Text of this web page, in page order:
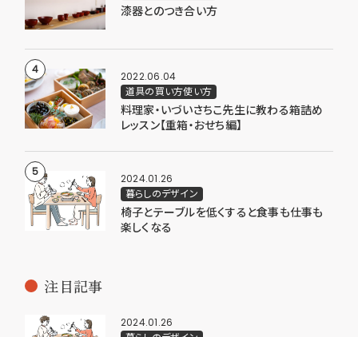
漆器とのつき合い方
2022.06.04
道具の買い方使い方
料理家・いづいさちこ先生に教わる箱詰め
レッスン【重箱・おせち編】
2024.01.26
暮らしのデザイン
椅子とテーブルを低くすると食事も仕事も
楽しくなる
注目記事
2024.01.26